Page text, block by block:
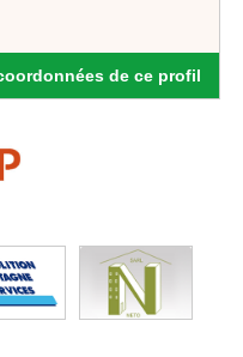
de ce profil